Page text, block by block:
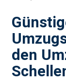
den